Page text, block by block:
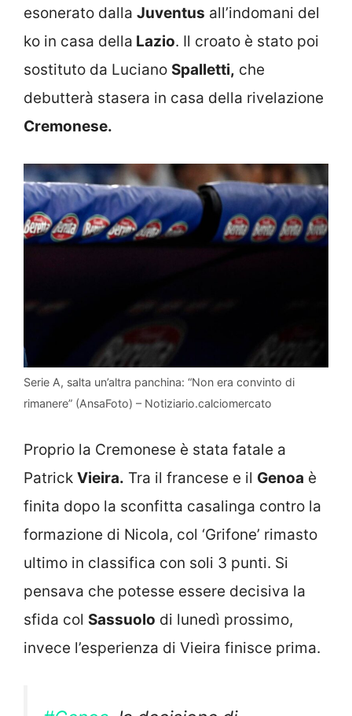
esonerato dalla Juventus all’indomani del
ko in casa della Lazio. Il croato è stato poi
sostituto da Luciano Spalletti, che
debutterà stasera in casa della rivelazione
Cremonese.
Serie A, salta un’altra panchina: “Non era convinto di
rimanere” (AnsaFoto) – Notiziario.calciomercato
Proprio la Cremonese è stata fatale a
Patrick Vieira. Tra il francese e il Genoa è
finita dopo la sconfitta casalinga contro la
formazione di Nicola, col ‘Grifone’ rimasto
ultimo in classifica con soli 3 punti. Si
pensava che potesse essere decisiva la
sfida col Sassuolo di lunedì prossimo,
invece l’esperienza di Vieira finisce prima.